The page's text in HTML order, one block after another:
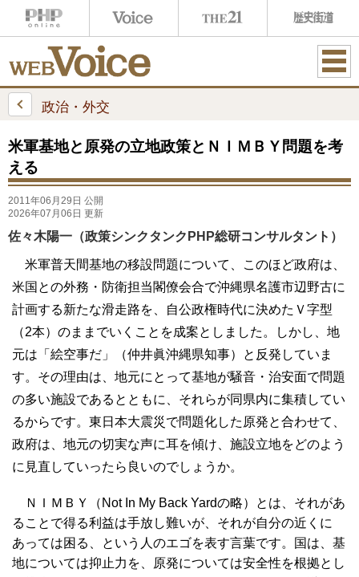
ME
政治・外交
米軍基地と原発の立地政策とＮＩＭＢＹ問題を考
える
2011年06月29日 公開
2026年07月06日 更新
佐々木陽一（政策シンクタンクPHP総研コンサルタント）
米軍普天間基地の移設問題について、このほど政府は、
米国との外務・防衛担当閣僚会合で沖縄県名護市辺野古に
計画する新たな滑走路を、自公政権時代に決めたＶ字型
（2本）のままでいくことを成案としました。しかし、地
元は「絵空事だ」（仲井眞沖縄県知事）と反発していま
す。その理由は、地元にとって基地が騒音・治安面で問題
の多い施設であるとともに、それらが同県内に集積してい
るからです。東日本大震災で問題化した原発と合わせて、
政府は、地元の切実な声に耳を傾け、施設立地をどのよう
に見直していったら良いのでしょうか。
ＮＩＭＢＹ（Not In My Back Yardの略）とは、それがあ
ることで得る利益は手放し難いが、それが自分の近くに
あっては困る、という人のエゴを表す言葉です。国は、基
地については抑止力を、原発については安全性を根拠とし